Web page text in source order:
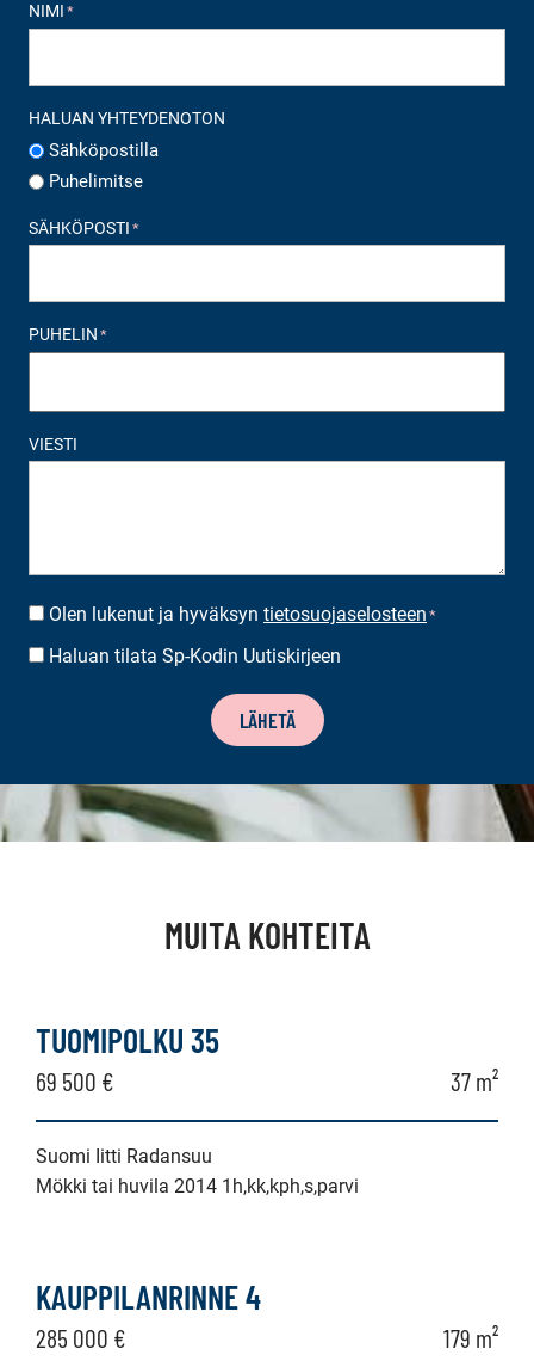
NIMI *
HALUAN YHTEYDENOTON
Sähköpostilla
Puhelimitse
SÄHKÖPOSTI *
PUHELIN *
VIESTI
SUOSTUMUS*
Olen lukenut ja hyväksyn tietosuojaselosteen *
UUTISKIRJEEN
Haluan tilata Sp-Kodin Uutiskirjeen
LÄHETÄ
MUITA KOHTEITA
TUOMIPOLKU 35
69 500 € 37 m²
Suomi Iitti Radansuu
Mökki tai huvila 2014 1h,kk,kph,s,parvi
KAUPPILANRINNE 4
285 000 € 179 m²